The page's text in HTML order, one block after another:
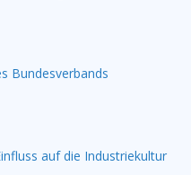
Bundesverbands
auf die Industriekultur